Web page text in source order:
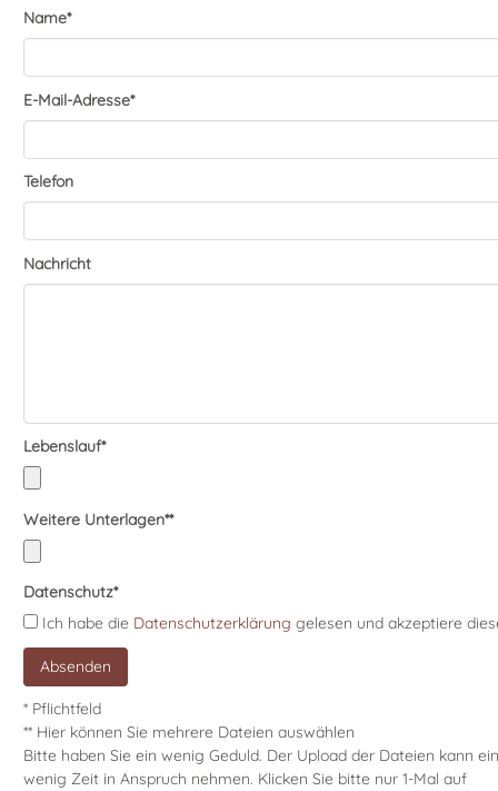
Name*
E-Mail-Adresse*
Telefon
Nachricht
Lebenslauf*
Weitere Unterlagen**
Datenschutz*
Ich habe die Datenschutzerklärung gelesen und akzeptiere
* Pflichtfeld
** Hier können Sie mehrere Dateien auswählen
Bitte haben Sie ein wenig Geduld. Der Upload der Dateien kann ein
wenig Zeit in Anspruch nehmen. Klicken Sie bitte nur 1-Mal auf